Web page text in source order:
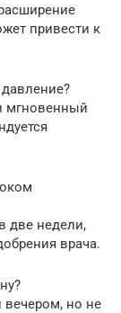
привести к
мгновенный
две недели,
врача.
но не